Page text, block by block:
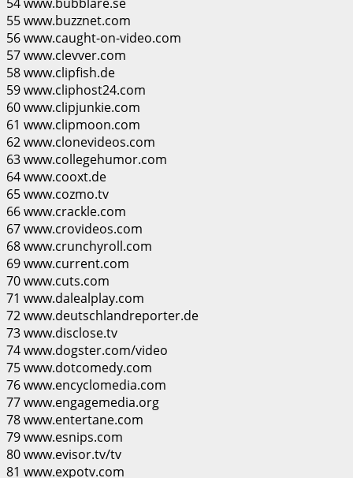
55 www.buzznet.com
56 www.caught-on-video.com
57 www.clevver.com
58 www.clipfish.de
59 www.cliphost24.com
60 www.clipjunkie.com
61 www.clipmoon.com
62 www.clonevideos.com
63 www.collegehumor.com
64 www.cooxt.de
65 www.cozmo.tv
66 www.crackle.com
67 www.crovideos.com
68 www.crunchyroll.com
69 www.current.com
70 www.cuts.com
71 www.dalealplay.com
72 www.deutschlandreporter.de
73 www.disclose.tv
74 www.dogster.com/video
75 www.dotcomedy.com
76 www.encyclomedia.com
77 www.engagemedia.org
78 www.entertane.com
79 www.esnips.com
80 www.evisor.tv/tv
81 www.expotv.com